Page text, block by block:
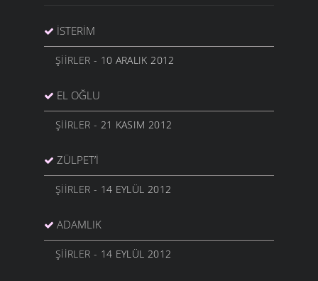
İSTERIM
ŞIIRLER - 10 ARALIK 2012
EL OĞLU
ŞIIRLER - 21 KASIM 2012
ZÜLPET’I
ŞIIRLER - 14 EYLÜL 2012
ADAMLIK
ŞIIRLER - 14 EYLÜL 2012